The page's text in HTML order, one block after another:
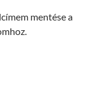
mentése a